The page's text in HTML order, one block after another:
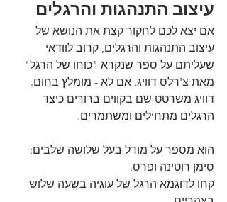
עיצוב התנהגות והרגלים
אם יצא לכם לחקור קצת את הנושא של
עיצוב התנהגות והרגלים, קרוב לוודאי
שעליתם על ספר שנקרא "כוחו של הרגל"
מאת צ'רלס דוויג. אם לא - מומלץ בחום.
דוויג משרטט שם בקווים ברורים כיצד
הרגלים מתחילים ומשתמרים.
הוא מספר על מודל בעל שלושה שלבים:
סימן רוטינה ופרס.
קחו לדוגמא הרגל של עוגיה בשעה שלוש